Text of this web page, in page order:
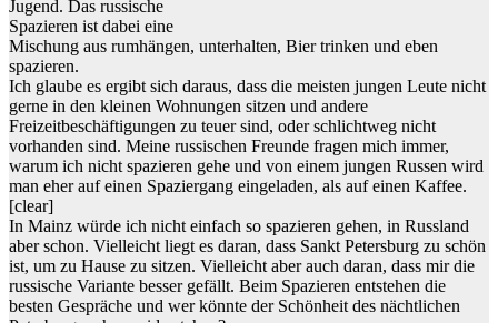
Jugend. Das russische
Spazieren ist dabei eine
Mischung aus rumhängen, unterhalten, Bier trinken und eben
spazieren.
Ich glaube es ergibt sich daraus, dass die meisten jungen Leute nicht
gerne in den kleinen Wohnungen sitzen und andere
Freizeitbeschäftigungen zu teuer sind, oder schlichtweg nicht
vorhanden sind. Meine russischen Freunde fragen mich immer,
warum ich nicht spazieren gehe und von einem jungen Russen wird
man eher auf einen Spaziergang eingeladen, als auf einen Kaffee.
[clear]
In Mainz würde ich nicht einfach so spazieren gehen, in Russland
aber schon. Vielleicht liegt es daran, dass Sankt Petersburg zu schön
ist, um zu Hause zu sitzen. Vielleicht aber auch daran, dass mir die
russische Variante besser gefällt. Beim Spazieren entstehen die
besten Gespräche und wer könnte der Schönheit des nächtlichen